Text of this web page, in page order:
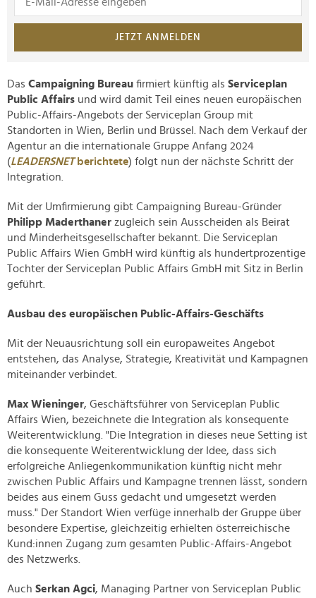
JETZT ANMELDEN
Das Campaigning Bureau firmiert künftig als Serviceplan
Public Affairs und wird damit Teil eines neuen europäischen
Public-Affairs-Angebots der Serviceplan Group mit
Standorten in Wien, Berlin und Brüssel. Nach dem Verkauf der
Agentur an die internationale Gruppe Anfang 2024
(LEADERSNETberichtete) folgt nun der nächste Schritt der
Integration.
Mit der Umfirmierung gibt Campaigning Bureau-Gründer
Philipp Maderthaner zugleich sein Ausscheiden als Beirat
und Minderheitsgesellschafter bekannt. Die Serviceplan
Public Affairs Wien GmbH wird künftig als hundertprozentige
Tochter der Serviceplan Public Affairs GmbH mit Sitz in Berlin
geführt.
Ausbau des europäischen Public-Affairs-Geschäfts
Mit der Neuausrichtung soll ein europaweites Angebot
entstehen, das Analyse, Strategie, Kreativität und Kampagnen
miteinander verbindet.
Max Wieninger, Geschäftsführer von Serviceplan Public
Affairs Wien, bezeichnete die Integration als konsequente
Weiterentwicklung. "Die Integration in dieses neue Setting ist
die konsequente Weiterentwicklung der Idee, dass sich
erfolgreiche Anliegenkommunikation künftig nicht mehr
zwischen Public Affairs und Kampagne trennen lässt, sondern
beides aus einem Guss gedacht und umgesetzt werden
muss." Der Standort Wien verfüge innerhalb der Gruppe über
besondere Expertise, gleichzeitig erhielten österreichische
Kund:innen Zugang zum gesamten Public-Affairs-Angebot
des Netzwerks.
Auch Serkan Agci, Managing Partner von Serviceplan Public